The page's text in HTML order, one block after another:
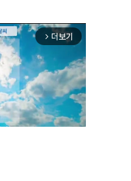
arrow_forward_ios 더보기